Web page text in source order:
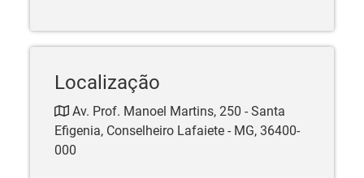
Localização
Av. Prof. Manoel Martins, 250 - Santa
Efigenia, Conselheiro Lafaiete - MG, 36400-
000